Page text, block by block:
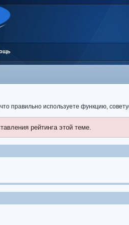
правильно используете функцию,
рейтинга этой теме.